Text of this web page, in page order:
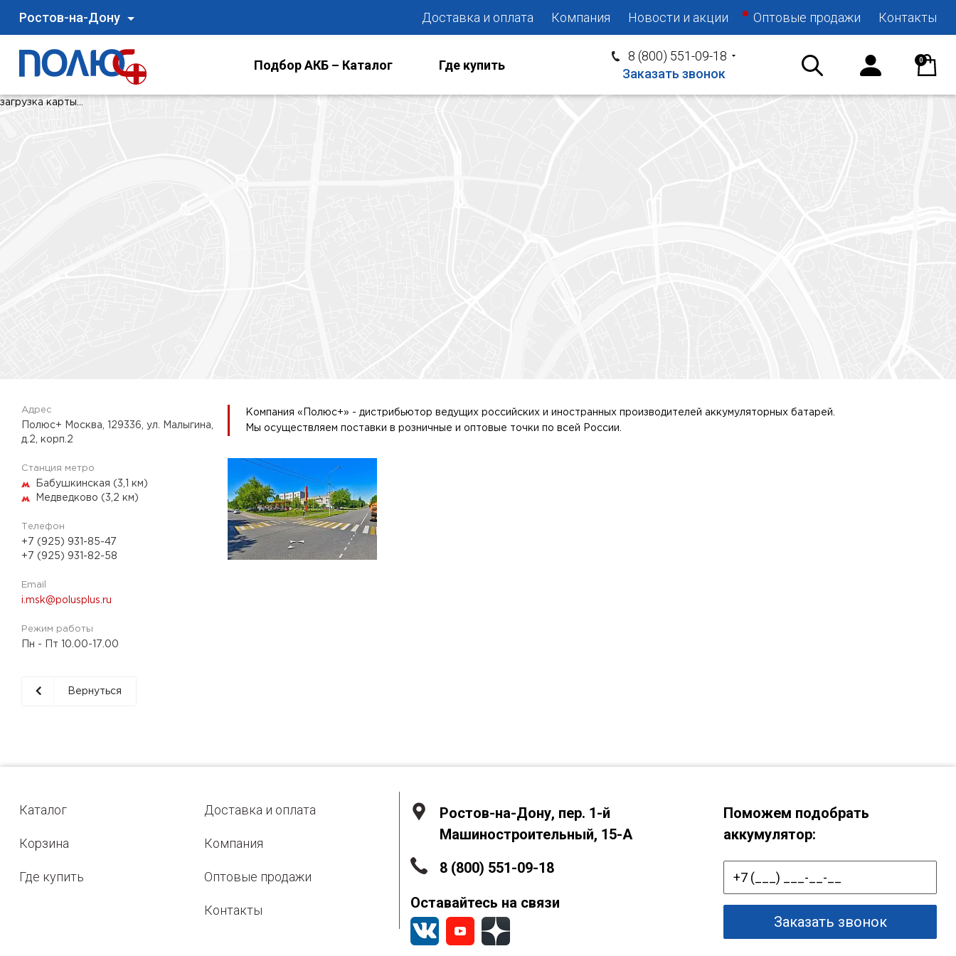
Ростов-на-Дону Доставка и оплата Компания Новости и акции Оптовые продажи Контакты
Подбор АКБ – Каталог Где купить
8 (800) 551-09-18
Заказать звонок
0
загрузка карты...
Адрес
Полюс+ Москва, 129336, ул. Малыгина,
д.2, корп.2
Станция метро
Бабушкинская (3,1 км)
Медведково (3,2 км)
Телефон
+7 (925) 931-85-47
+7 (925) 931-82-58
Email
i.msk@polusplus.ru
Режим работы
Пн - Пт 10.00-17.00
Компания «Полюс+» - дистрибьютор ведущих российских и иностранных производителей аккумуляторных батарей.
Мы осуществляем поставки в розничные и оптовые точки по всей России.
Вернуться
Каталог
Корзина
Где купить
Доставка и оплата
Компания
Оптовые продажи
Контакты
Ростов-на-Дону, пер. 1-й
Машиностроительный, 15-А
8 (800) 551-09-18
Оставайтесь на связи
Поможем подобрать
аккумулятор:
Заказать звонок